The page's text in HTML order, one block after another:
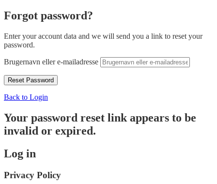
Forgot password?
Enter your account data and we will send you a link to reset your
password.
Brugernavn eller e-mailadresse
Back to Login
Your password reset link appears to be
invalid or expired.
Log in
Privacy Policy